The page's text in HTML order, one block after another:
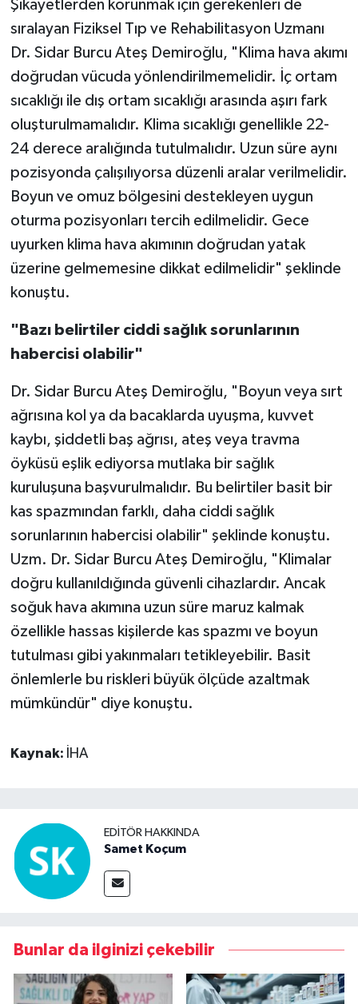
Şikayetlerden korunmak için gerekenleri de
sıralayan Fiziksel Tıp ve Rehabilitasyon Uzmanı
Dr. Sidar Burcu Ateş Demiroğlu, "Klima hava akımı
doğrudan vücuda yönlendirilmemelidir. İç ortam
sıcaklığı ile dış ortam sıcaklığı arasında aşırı fark
oluşturulmamalıdır. Klima sıcaklığı genellikle 22-
24 derece aralığında tutulmalıdır. Uzun süre aynı
pozisyonda çalışılıyorsa düzenli aralar verilmelidir.
Boyun ve omuz bölgesini destekleyen uygun
oturma pozisyonları tercih edilmelidir. Gece
uyurken klima hava akımının doğrudan yatak
üzerine gelmemesine dikkat edilmelidir" şeklinde
konuştu.
"Bazı belirtiler ciddi sağlık sorunlarının
habercisi olabilir"
Dr. Sidar Burcu Ateş Demiroğlu, "Boyun veya sırt
ağrısına kol ya da bacaklarda uyuşma, kuvvet
kaybı, şiddetli baş ağrısı, ateş veya travma
öyküsü eşlik ediyorsa mutlaka bir sağlık
kuruluşuna başvurulmalıdır. Bu belirtiler basit bir
kas spazmından farklı, daha ciddi sağlık
sorunlarının habercisi olabilir" şeklinde konuştu.
Uzm. Dr. Sidar Burcu Ateş Demiroğlu, "Klimalar
doğru kullanıldığında güvenli cihazlardır. Ancak
soğuk hava akımına uzun süre maruz kalmak
özellikle hassas kişilerde kas spazmı ve boyun
tutulması gibi yakınmaları tetikleyebilir. Basit
önlemlerle bu riskleri büyük ölçüde azaltmak
mümkündür" diye konuştu.
Kaynak: İHA
EDITÖR HAKKINDA
Samet Koçum
Bunlar da ilginizi çekebilir